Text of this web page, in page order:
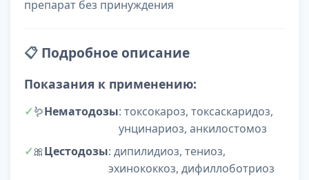
препарат без принуждения
📋 Подробное описание
Показания к применению:
🪱Нематодозы: токсокароз, токсаскаридоз,
унцинариоз, анкилостомоз
🎀Цестодозы: дипилидиоз, тениоз,
эхинококкоз, дифиллоботриоз